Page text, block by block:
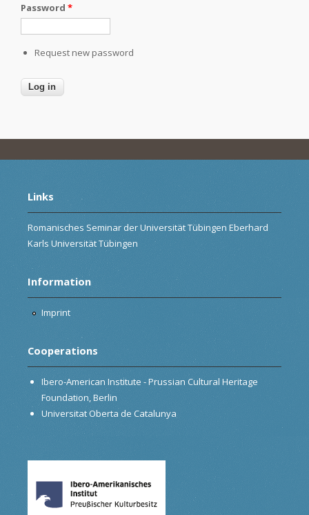
Password *
Request new password
Links
Romanisches Seminar der Universität Tübingen Eberhard
Karls Universität Tübingen
Information
Imprint
Cooperations
Ibero-American Institute - Prussian Cultural Heritage
Foundation, Berlin
Universitat Oberta de Catalunya